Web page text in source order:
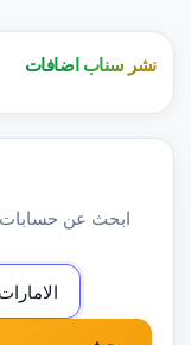
نشر سناب اضافات
ابحث عن